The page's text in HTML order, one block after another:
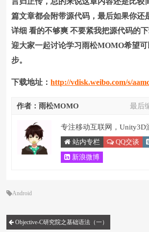
篇文章都会附带源代码，最后如果你还
详细 看的不够爽 不要紧我把源代码的
迎大家一起讨论学习雨松MOMO希望
步。
下载地址：http://vdisk.weibo.com/s/
最后
作者：雨松MOMO
专注移动互联网，Unity3D
站内专栏 QQ交谈
新浪微博
Android
Objective-C研究院之基础语法（一）